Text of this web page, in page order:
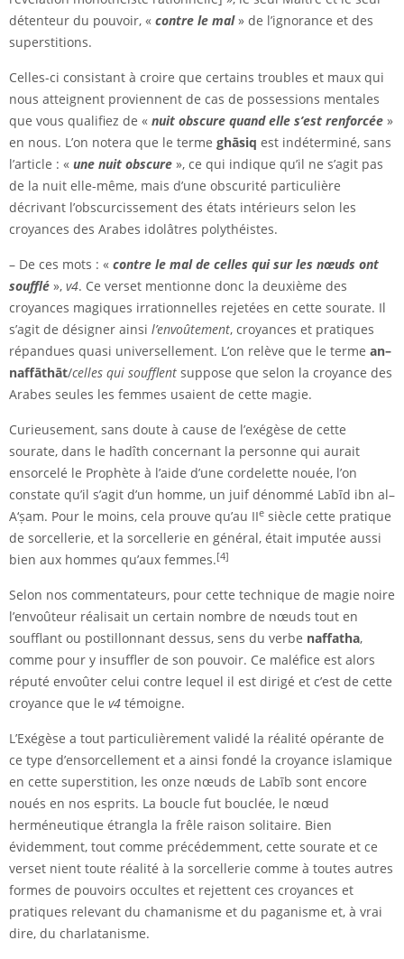
détenteur du pouvoir, « contre le mal» de l’ignorance et des
superstitions.
Celles-ci consistant à croire que certains troubles et maux qui
nous atteignent proviennent de cas de possessions mentales
que vous qualifiez de « nuit obscure quand elle s’est renforcée »
en nous. L’on notera que le terme ghāsiq est indéterminé, sans
l’article : « une nuit obscure », ce qui indique qu’il ne s’agit pas
de la nuit elle-même, mais d’une obscurité particulière
décrivant l’obscurcissement des états intérieurs selon les
croyances des Arabes idolâtres polythéistes.
– De ces mots : « contre le mal de celles qui sur les nœuds ont
soufflé », v4. Ce verset mentionne donc la deuxième des
croyances magiques irrationnelles rejetées en cette sourate. Il
s’agit de désigner ainsi l’envoûtement, croyances et pratiques
répandues quasi universellement. L’on relève que le terme an–
naffāthāt/celles qui soufflent suppose que selon la croyance des
Arabes seules les femmes usaient de cette magie.
Curieusement, sans doute à cause de l’exégèse de cette
sourate, dans le hadîth concernant la personne qui aurait
ensorcelé le Prophète à l’aide d’une cordelette nouée, l’on
constate qu’il s’agit d’un homme, un juif dénommé Labīd ibn al–
A‘ṣam. Pour le moins, cela prouve qu’au IIe siècle cette pratique
de sorcellerie, et la sorcellerie en général, était imputée aussi
bien aux hommes qu’aux femmes.[4]
Selon nos commentateurs, pour cette technique de magie noire
l’envoûteur réalisait un certain nombre de nœuds tout en
soufflant ou postillonnant dessus, sens du verbe naffatha,
comme pour y insuffler de son pouvoir. Ce maléfice est alors
réputé envoûter celui contre lequel il est dirigé et c’est de cette
croyance que le v4 témoigne.
L’Exégèse a tout particulièrement validé la réalité opérante de
ce type d’ensorcellement et a ainsi fondé la croyance islamique
en cette superstition, les onze nœuds de Labīb sont encore
noués en nos esprits. La boucle fut bouclée, le nœud
herméneutique étrangla la frêle raison solitaire. Bien
évidemment, tout comme précédemment, cette sourate et ce
verset nient toute réalité à la sorcellerie comme à toutes autres
formes de pouvoirs occultes et rejettent ces croyances et
pratiques relevant du chamanisme et du paganisme et, à vrai
dire, du charlatanisme.